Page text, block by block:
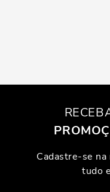
Cadastre-se na
tudo